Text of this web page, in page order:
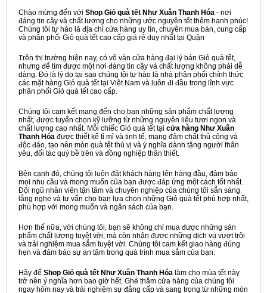
Chào mừng đến với Shop Giỏ quà tết Như Xuân Thanh Hóa - nơi
đáng tin cậy và chất lượng cho những ước nguyện tết thêm hạnh phúc!
Chúng tôi tự hào là địa chỉ cửa hàng uy tín, chuyên mua bán, cung cấp
và phân phối Giỏ quà tết cao cấp giá rẻ duy nhất tại Quận
Trên thị trường hiện nay, có vô vàn cửa hàng đại lý bán Giỏ quà tết,
nhưng để tìm được một nơi đáng tin cậy và chất lượng không phải dễ
dàng. Đó là lý do tại sao chúng tôi tự hào là nhà phân phối chính thức
các mặt hàng Giỏ quà tết tại Việt Nam và luôn đi đầu trong lĩnh vực
phân phối Giỏ quà tết cao cấp.
Chúng tôi cam kết mang đến cho bạn những sản phẩm chất lượng
nhất, được tuyển chọn kỹ lưỡng từ những nguyên liệu tươi ngon và
chất lượng cao nhất. Mỗi chiếc Giỏ quà tết tại cửa hàng Như Xuân
Thanh Hóa được thiết kế tỉ mỉ và tinh tế, mang đậm chất thủ công và
độc đáo, tạo nên món quà tết thú vị và ý nghĩa dành tặng người thân
yêu, đối tác quý bề trên và đồng nghiệp thân thiết.
Bên cạnh đó, chúng tôi luôn đặt khách hàng lên hàng đầu, đảm bảo
mọi nhu cầu và mong muốn của bạn được đáp ứng một cách tốt nhất.
Đội ngũ nhân viên tận tâm và chuyên nghiệp của chúng tôi sẵn sàng
lắng nghe và tư vấn cho bạn lựa chọn những Giỏ quà tết phù hợp nhất,
phù hợp với mong muốn và ngân sách của bạn.
Hơn thế nữa, với chúng tôi, bạn sẽ không chỉ mua được những sản
phẩm chất lượng tuyệt vời, mà còn nhận được những dịch vụ vượt trội
và trải nghiệm mua sắm tuyệt vời. Chúng tôi cam kết giao hàng đúng
hẹn và đảm bảo sự an tâm trong quá trình mua sắm của bạn.
Hãy để Shop Giỏ quà tết Như Xuân Thanh Hóa làm cho mùa tết này
trở nên ý nghĩa hơn bao giờ hết. Ghé thăm cửa hàng của chúng tôi
ngay hôm nay và trải nghiệm sự đẳng cấp và sang trọng từ những món